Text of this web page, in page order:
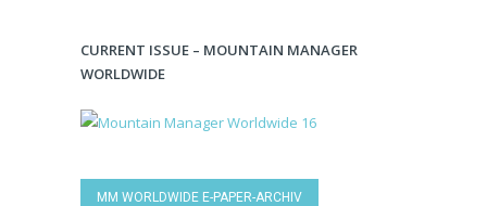
CURRENT ISSUE – MOUNTAIN MANAGER
WORLDWIDE
MM WORLDWIDE E-PAPER-ARCHIV